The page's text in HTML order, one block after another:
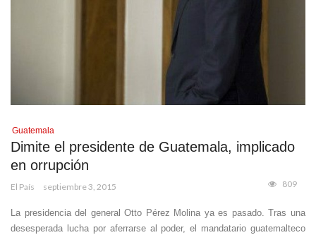
Guatemala
Dimite el presidente de Guatemala, implicado
en orrupción
El País septiembre 3, 2015 809
La presidencia del general Otto Pérez Molina ya es pasado. Tras una
desesperada lucha por aferrarse al poder, el mandatario guatemalteco